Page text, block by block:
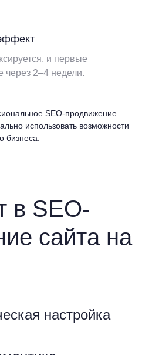
и первые
через 2–4 недели.
SEO-продвижение
использовать возможности
бизнеса.
в SEO-
сайта на
настройка